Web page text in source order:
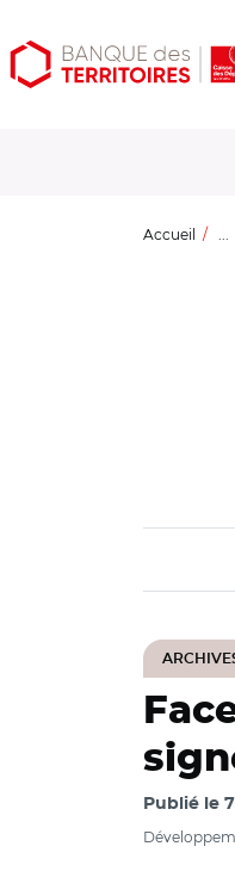
Aller
au
Aller
au
Ouvrir
les
Accueil ...
Publié le